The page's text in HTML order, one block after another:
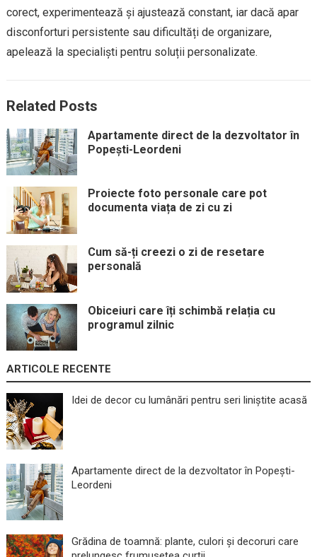
corect, experimentează și ajustează constant, iar dacă apar
disconforturi persistente sau dificultăți de organizare,
apelează la specialiști pentru soluții personalizate.
Related Posts
Apartamente direct de la dezvoltator în
Popești-Leordeni
Proiecte foto personale care pot
documenta viața de zi cu zi
Cum să-ți creezi o zi de resetare
personală
Obiceiuri care îți schimbă relația cu
programul zilnic
ARTICOLE RECENTE
Idei de decor cu lumânări pentru seri liniștite acasă
Apartamente direct de la dezvoltator în Popești-
Leordeni
Grădina de toamnă: plante, culori și decoruri care